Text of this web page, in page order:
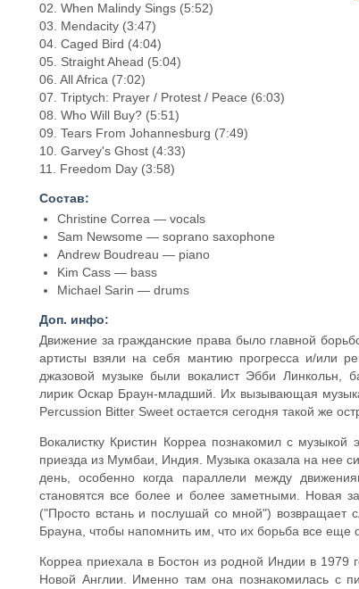
02. When Malindy Sings (5:52)
03. Mendacity (3:47)
04. Caged Bird (4:04)
05. Straight Ahead (5:04)
06. All Africa (7:02)
07. Triptych: Prayer / Protest / Peace (6:03)
08. Who Will Buy? (5:51)
09. Tears From Johannesburg (7:49)
10. Garvey's Ghost (4:33)
11. Freedom Day (3:58)
Состав:
Christine Correa — vocals
Sam Newsome — soprano saxophone
Andrew Boudreau — piano
Kim Cass — bass
Michael Sarin — drums
Доп. инфо:
Движение за гражданские права было главной
артисты взяли на себя мантию прогресса и/или
джазовой музыке были вокалист Эбби Линкольн,
лирик Оскар Браун-младший. Их вызывающая
Percussion Bitter Sweet остается сегодня такой же
Вокалистку Кристин Корреа познакомил с
приезда из Мумбаи, Индия. Музыка оказала на нее
день, особенно когда параллели между
становятся все более и более заметными. Новая
("Просто встань и послушай со мной") возвращает
Брауна, чтобы напомнить им, что их борьба все еще
Корреа приехала в Бостон из родной Индии в 1979
Новой Англии. Именно там она познакомилась с